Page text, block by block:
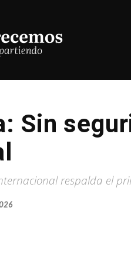
Sin
respalda el